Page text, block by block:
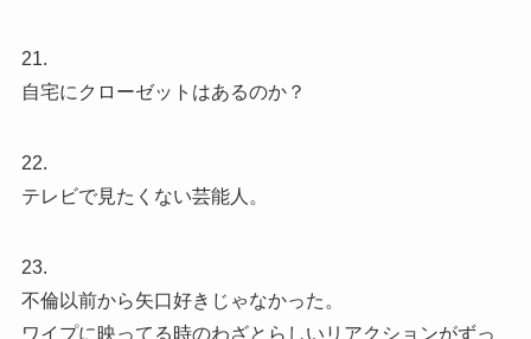
21.
自宅にクローゼットはあるのか？
22.
テレビで見たくない芸能人。
23.
不倫以前から矢口好きじゃなかった。
ワイプに映ってる時のわざとらしいリアクションがずっ